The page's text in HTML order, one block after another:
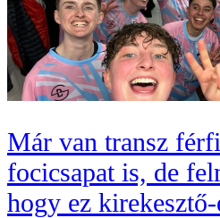
Már van transz
focicsapat is, de
hogy ez kirekesztő-